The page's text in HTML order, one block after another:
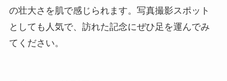
の壮大さを肌で感じられます。写真撮影スポット
としても人気で、訪れた記念にぜひ足を運んでみ
てください。